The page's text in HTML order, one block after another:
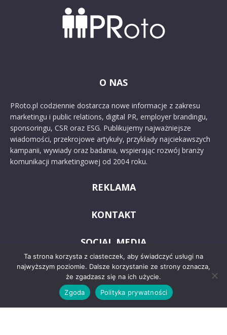
O NAS
PRoto.pl codziennie dostarcza nowe informacje z zakresu
marketingu i public relations, digital PR, employer brandingu,
sponsoringu, CSR oraz ESG. Publikujemy najważniejsze
wiadomości, przekrojowe artykuły, przykłady najciekawszych
kampanii, wywiady oraz badania, wspierając rozwój branży
komunikacji marketingowej od 2004 roku.
REKLAMA
KONTAKT
SOCIAL MEDIA
Ta strona korzysta z ciasteczek, aby świadczyć usługi na
najwyższym poziomie. Dalsze korzystanie ze strony oznacza,
że zgadzasz się na ich użycie.
Zgoda
Polityka prywatności